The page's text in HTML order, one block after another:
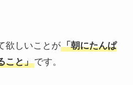
欲しいことが「朝にたんぱ
こと」です。